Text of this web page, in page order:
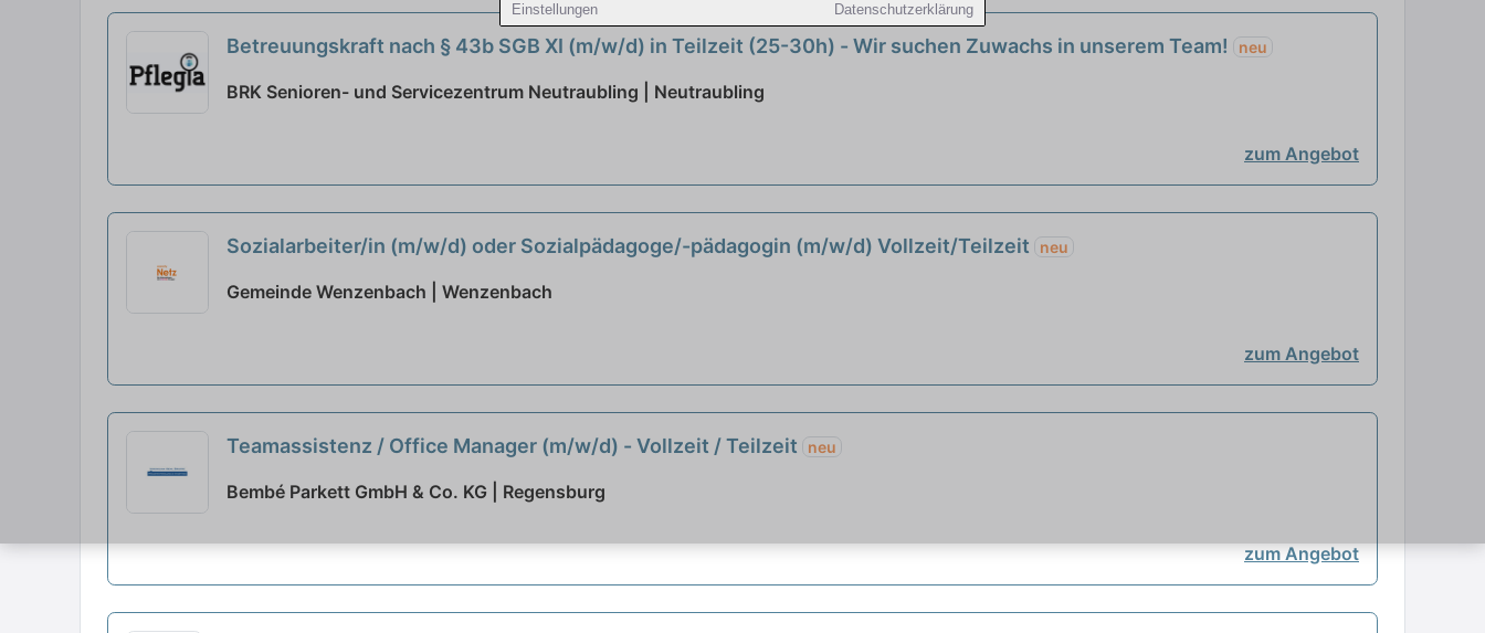
Einstellungen Datenschutzerklärung
Betreuungskraft nach § 43b SGB XI (m/w/d) in Teilzeit (25-30h) - Wir suchen Zuwachs in unserem Team! neu
BRK Senioren- und Servicezentrum Neutraubling | Neutraubling
zum Angebot
Sozialarbeiter/in (m/w/d) oder Sozialpädagoge/-pädagogin (m/w/d) Vollzeit/Teilzeit neu
Gemeinde Wenzenbach | Wenzenbach
zum Angebot
Teamassistenz / Office Manager (m/w/d) - Vollzeit / Teilzeit neu
Bembé Parkett GmbH & Co. KG | Regensburg
zum Angebot